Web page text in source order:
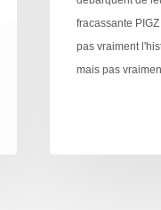
fracassante
pas vraiment
mais pas